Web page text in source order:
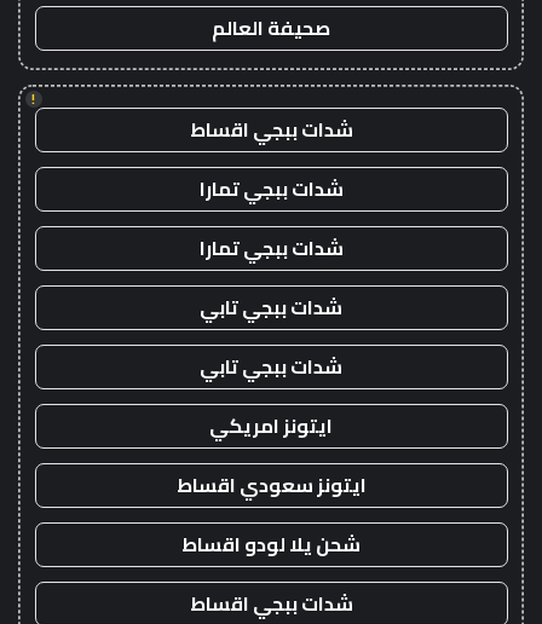
صحيفة العالم
!
شدات ببجي اقساط
شدات ببجي تمارا
شدات ببجي تمارا
شدات ببجي تابي
شدات ببجي تابي
ايتونز امريكي
ايتونز سعودي اقساط
شحن يلا لودو اقساط
شدات ببجي اقساط